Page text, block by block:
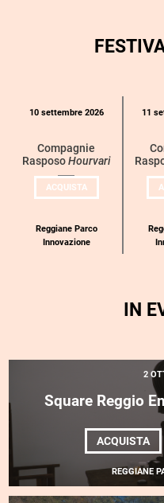
categoria
10 settembre 2026
Compagnie
RasposoHourvari
ACQUISTAUN
BIGLIETTO
Reggiane Parco
Innovazione
11
IN
2
Square Reggio
ACQUISTA
REGGIANE